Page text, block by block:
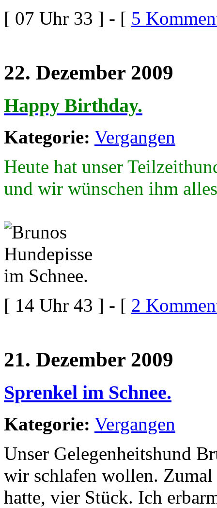
[ 07 Uhr 33 ] - [ 5
22. Dezember 2009
Happy Birthday.
Kategorie: Vergangen
Heute hat unser
und wir wünschen ihm
[ 14 Uhr 43 ] - [ 2
21. Dezember 2009
Sprenkel im Schnee.
Kategorie: Vergangen
Unser Gelegenheitshund
wir schlafen wollen.
hatte, vier Stück. Ich